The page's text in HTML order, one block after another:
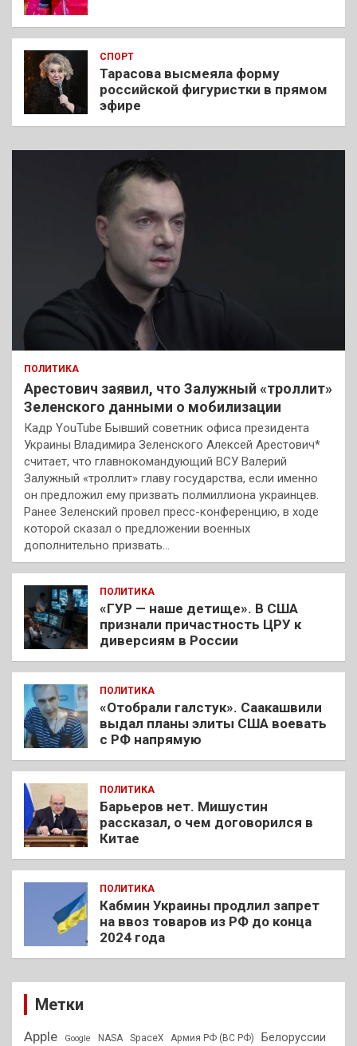
СПОРТ
Тарасова высмеяла форму
российской фигуристки в прямом
эфире
ПОЛИТИКА
Арестович заявил, что Залужный «троллит»
Зеленского данными о мобилизации
Кадр YouTube Бывший советник офиса президента
Украины Владимира Зеленского Алексей Арестович*
считает, что главнокомандующий ВСУ Валерий
Залужный «троллит» главу государства, если именно
он предложил ему призвать полмиллиона украинцев.
Ранее Зеленский провел пресс-конференцию, в ходе
которой сказал о предложении военных
дополнительно призвать…
ПОЛИТИКА
«ГУР — наше детище». В США
признали причастность ЦРУ к
диверсиям в России
ПОЛИТИКА
«Отобрали галстук». Саакашвили
выдал планы элиты США воевать
с РФ напрямую
ПОЛИТИКА
Барьеров нет. Мишустин
рассказал, о чем договорился в
Китае
ПОЛИТИКА
Кабмин Украины продлил запрет
на ввоз товаров из РФ до конца
2024 года
Метки
Apple Google NASA SpaceX Армия РФ (ВС РФ) Белоруссии